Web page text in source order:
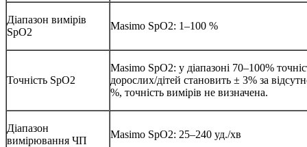
Діапазон вимірів
SpO2
Masimo SpO2: 1–100 %
Точність SpO2
Masimo SpO2: у діапазоні 70–100%
дорослих/дітей становить ± 3% за
%, точність вимірів не визначена.
Діапазон
вимірювання ЧП
Masimo SpO2: 25–240 уд./хв